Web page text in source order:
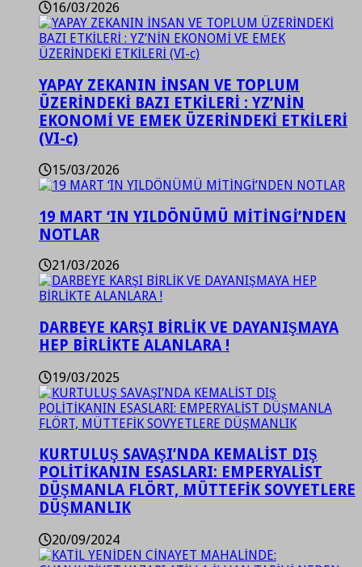
16/03/2026
YAPAY ZEKANIN İNSAN VE TOPLUM
ÜZERİNDEKİ BAZI ETKİLERİ : YZ’NİN
EKONOMİ VE EMEK ÜZERİNDEKİ ETKİLERİ
(VI-c)
15/03/2026
19 MART ‘IN YILDÖNÜMÜ MİTİNGİ’NDEN
NOTLAR
21/03/2026
DARBEYE KARŞI BİRLİK VE DAYANIŞMAYA
HEP BİRLİKTE ALANLARA !
19/03/2025
KURTULUŞ SAVAŞI’NDA KEMALİST DIŞ
POLİTİKANIN ESASLARI: EMPERYALİST
DÜŞMANLA FLÖRT, MÜTTEFİK SOVYETLERE
DÜŞMANLIK
20/09/2024